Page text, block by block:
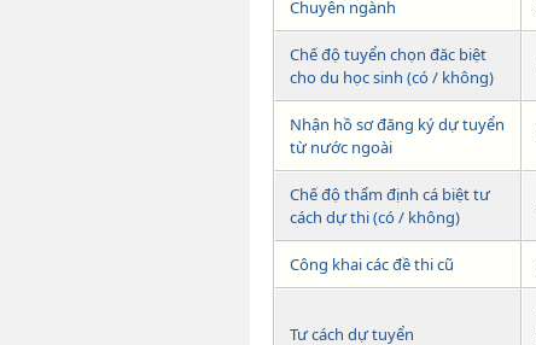
Chuyên ngành
Chế độ tuyển chọn đăc biệt
cho du học sinh (có / không)
Nhận hồ sơ đăng ký dự tuyển
từ nước ngoài
Chế độ thẩm định cá biệt tư
cách dự thi (có / không)
Công khai các đề thi cũ
Tư cách dự tuyển